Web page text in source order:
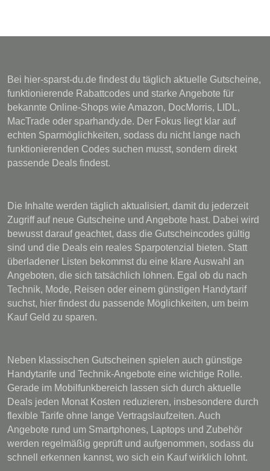
Bei hier-sparst-du.de findest du täglich aktuelle Gutscheine,
funktionierende Rabattcodes und starke Angebote für
bekannte Online-Shops wie Amazon, DocMorris, LIDL,
MacTrade oder sparhandy.de. Der Fokus liegt klar auf
echten Sparmöglichkeiten, sodass du nicht lange nach
funktionierenden Codes suchen musst, sondern direkt
passende Deals findest.
Die Inhalte werden täglich aktualisiert, damit du jederzeit
Zugriff auf neue Gutscheine und Angebote hast. Dabei wird
bewusst darauf geachtet, dass die Gutscheincodes gültig
sind und die Deals ein reales Sparpotenzial bieten. Statt
überladener Listen bekommst du eine klare Auswahl an
Angeboten, die sich tatsächlich lohnen. Egal ob du nach
Technik, Mode, Reisen oder einem günstigen Handytarif
suchst, hier findest du passende Möglichkeiten, um beim
Kauf Geld zu sparen.
Neben klassischen Gutscheinen spielen auch günstige
Handytarife und Technik-Angebote eine wichtige Rolle.
Gerade im Mobilfunkbereich lassen sich durch aktuelle
Deals jeden Monat Kosten reduzieren, insbesondere durch
flexible Tarife ohne lange Vertragslaufzeiten. Auch
Angebote rund um Smartphones, Laptops und Zubehör
werden regelmäßig geprüft und aufgenommen, sodass du
schnell erkennen kannst, wo sich ein Kauf wirklich lohnt.